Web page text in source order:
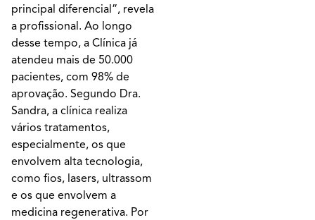
principal diferencial”, revela
a profissional. Ao longo
desse tempo, a Clínica já
atendeu mais de 50.000
pacientes, com 98% de
aprovação. Segundo Dra.
Sandra, a clínica realiza
vários tratamentos,
especialmente, os que
envolvem alta tecnologia,
como fios, lasers, ultrassom
e os que envolvem a
medicina regenerativa. Por